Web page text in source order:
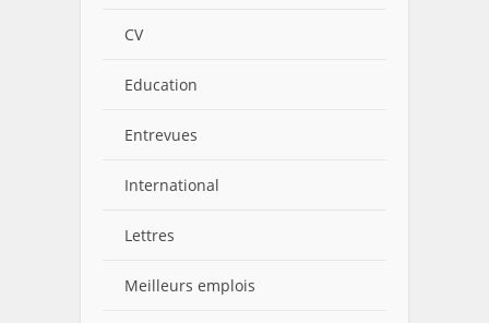
CV
Education
Entrevues
International
Lettres
Meilleurs emplois